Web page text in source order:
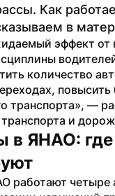
Как
в
эффект от
количество
транспорта», —
и
в ЯНАО:
работают